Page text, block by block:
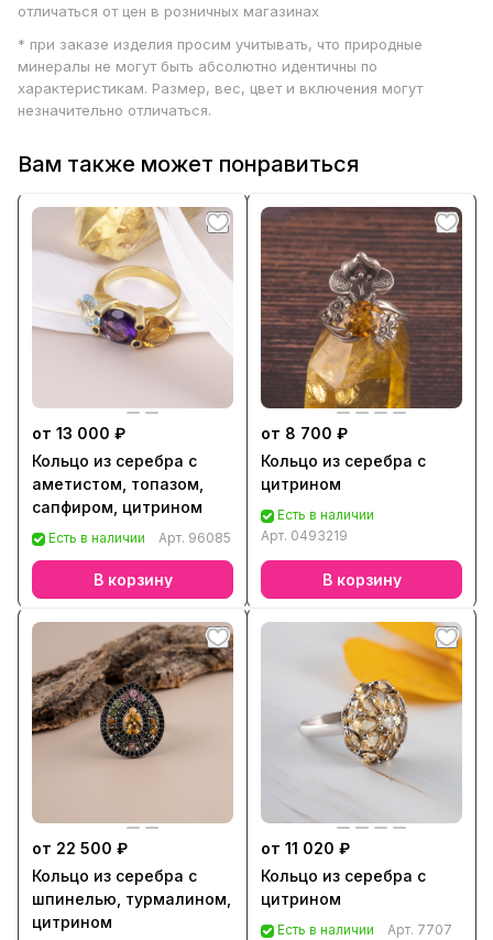
отличаться от цен в розничных магазинах
* при заказе изделия просим учитывать, что природные
минералы не могут быть абсолютно идентичны по
характеристикам. Размер, вес, цвет и включения могут
незначительно отличаться.
Вам также может понравиться
от 13 000 ₽
Кольцо из серебра с
аметистом, топазом,
сапфиром, цитрином
Есть в наличии Арт. 96085
В корзину
от 8 700 ₽
Кольцо из серебра с
цитрином
Есть в наличии
Арт. 0493219
В корзину
от 22 500 ₽
Кольцо из серебра с
шпинелью, турмалином,
цитрином
от 11 020 ₽
Кольцо из серебра с
цитрином
Есть в наличии Арт. 7707